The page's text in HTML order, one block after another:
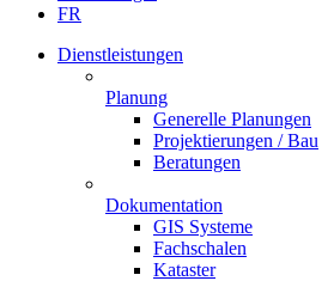
FR
Dienstleistungen
Planung
Generelle Planungen
Projektierungen / Bau
Beratungen
Dokumentation
GIS Systeme
Fachschalen
Kataster